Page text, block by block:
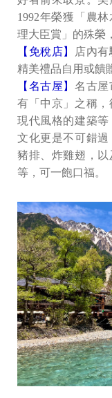
1992年榮獲「農
理大臣賞」的殊榮
【免稅店】
店內
精美禮品自用或饋
【名古屋】名古屋
有「中京」之稱
現代風格的建築
文化更是不可錯
豬排、炸雞翅，
等，可一飽口福。